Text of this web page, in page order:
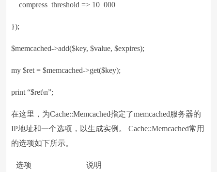
compress_threshold => 10_000
});
$memcached->add($key, $value, $expires);
my $ret = $memcached->get($key);
print “$ret\n”;
在这里，为Cache::Memcached指定了memcached服务器的
IP地址和一个选项，以生成实例。 Cache::Memcached常用
的选项如下所示。
选项 说明